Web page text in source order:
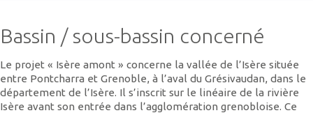
Bassin / sous-bassin concerné
Le projet « Isère amont » concerne la vallée de l’Isère située
entre Pontcharra et Grenoble, à l’aval du Grésivaudan, dans le
département de l’Isère. Il s’inscrit sur le linéaire de la rivière
Isère avant son entrée dans l’agglomération grenobloise. Ce